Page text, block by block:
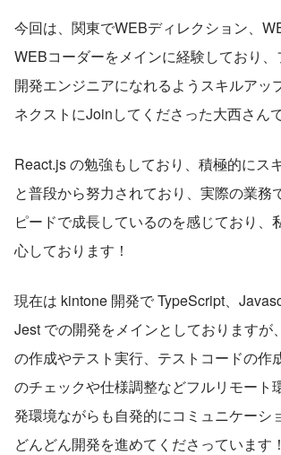
今回は、関東でWEBディレクション、
WEBコーダーをメインに経験しており、
開発エンジニアになれるようスキルアッ
ネクストにJoinしてくださった大西さん
React.js の勉強もしており、積極的にス
と普段から努力されており、実際の業務
ピードで成長しているのを感じており、
心しております！
現在は kintone 開発で TypeScript、
Jest での開発をメインとしておりますが
の作成やテスト実行、テストコードの作
のチェックや仕様調整などフルリモート
発環境ながらも自発的にコミュニケーシ
どんどん開発を進めてくださっています！